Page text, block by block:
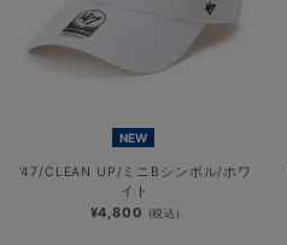
NEW
’47/CLEAN UP/ミニBシンボル/ホワ
イト
¥4,800 (税込)